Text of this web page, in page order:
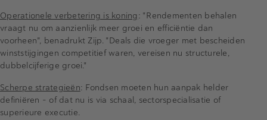
Operationele verbetering is koning: "Rendementen behalen
vraagt nu om aanzienlijk meer groei en efficiëntie dan
voorheen", benadrukt Zijp. "Deals die vroeger met bescheiden
winststijgingen competitief waren, vereisen nu structurele,
dubbelcijferige groei."
Scherpe strategieën: Fondsen moeten hun aanpak helder
definiëren – of dat nu is via schaal, sectorspecialisatie of
superieure executie.